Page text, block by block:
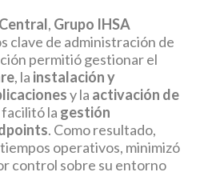
, Grupo IHSA
clave de administración de
permitió gestionar el
, la instalación y
y la activación de
facilitó la gestión
. Como resultado,
operativos, minimizó
control sobre su entorno